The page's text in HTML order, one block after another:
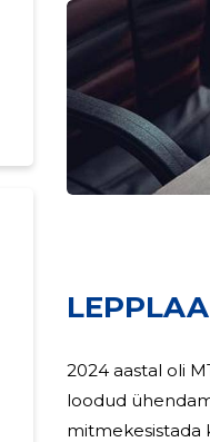
2024 aastal oli
loodud
mitmekesistada